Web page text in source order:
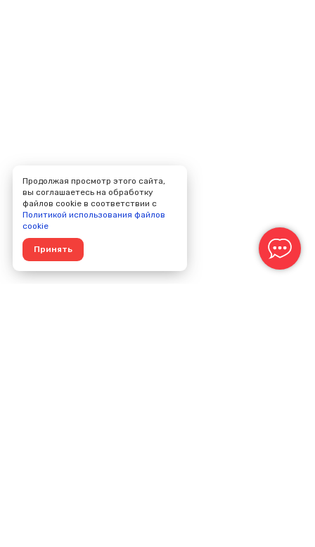
Продолжая просмотр этого сайта,
вы соглашаетесь на обработку
файлов cookie в соответствии с
Политикой использования файлов
cookie
Принять